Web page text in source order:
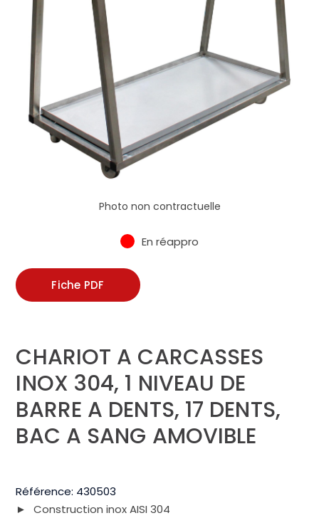
Photo non contractuelle
En réappro
Fiche PDF
CHARIOT A CARCASSES
INOX 304, 1 NIVEAU DE
BARRE A DENTS, 17 DENTS,
BAC A SANG AMOVIBLE
Référence: 430503
Construction inox AISI 304